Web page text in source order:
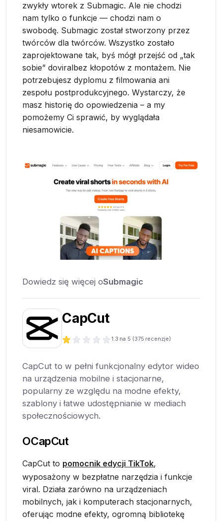
zwykły wtorek z Submagic. Ale nie chodzi
nam tylko o funkcje — chodzi nam o
swobodę. Submagic został stworzony przez
twórców dla twórców. Wszystko zostało
zaprojektowane tak, byś mógł przejść od „tak
sobie” doviralbez kłopotów z montażem. Nie
potrzebujesz dyplomu z filmowania ani
zespołu postprodukcyjnego. Wystarczy, że
masz historię do opowiedzenia – a my
pomożemy Ci sprawić, by wyglądała
niesamowicie.
Dowiedz się więcej oSubmagic
CapCut
1.3 na 5 (375 recenzje)
CapCut to w pełni funkcjonalny edytor wideo
na urządzenia mobilne i stacjonarne,
popularny ze względu na modne efekty,
szablony i łatwe udostępnianie w mediach
społecznościowych.
OCapCut
CapCut to pomocnik edycji TikTok,
wyposażony w bezpłatne narzędzia i funkcje
viral. Działa zarówno na urządzeniach
mobilnych, jak i komputerach stacjonarnych,
oferując modne efekty, ogromną bibliotekę